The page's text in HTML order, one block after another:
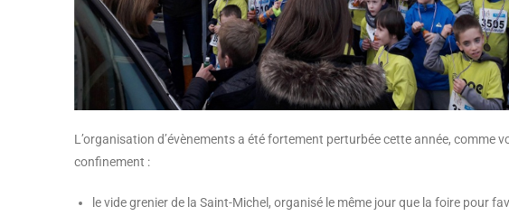
L’organisation d’évènements a été fortement perturbée cette année, comme
confinement :
le vide grenier de la Saint-Michel, organisé le même jour que la foire pour